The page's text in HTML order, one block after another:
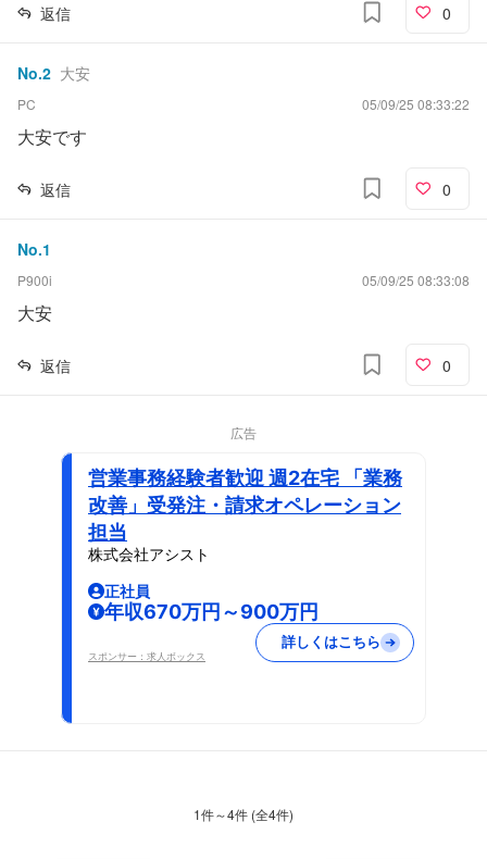
返信 0
No.2 大安
PC 05/09/25 08:33:22
大安です
返信 0
No.1
P900i 05/09/25 08:33:08
大安
返信 0
広告
営業事務経験者歓迎 週2在宅 「業務
改善」受発注・請求オペレーション
担当
株式会社アシスト
正社員
年収670万円～900万円
スポンサー：求人ボックス
詳しくはこちら
1件～4件 (全4件)